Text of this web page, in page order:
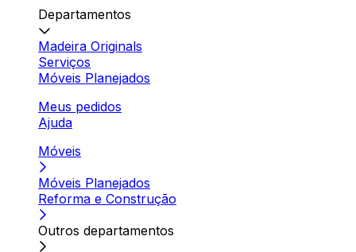
Departamentos
Madeira Originals
Serviços
Móveis Planejados
Meus pedidos
Ajuda
Móveis
Móveis Planejados
Reforma e Construção
Outros departamentos